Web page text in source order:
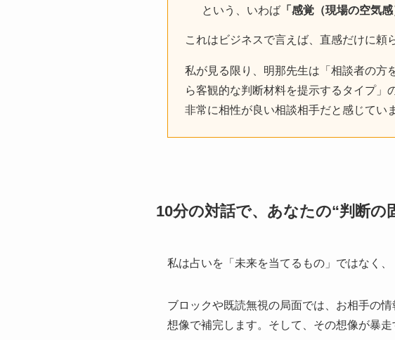
という、いわば 「感覚（現場の空気
これはビジネスで言えば、直感だけに頼
私が見る限り、明那先生は「相談者の方
ら客観的な判断材料を提示するタイプ」
非常に相性が良い相談相手だと感じてい
10分の対話で、あなたの“判断の
私は占いを「未来を当てるもの」ではなく
ブロックや既読無視の局面では、お相手の
想像で補完します。そして、その想像が暴